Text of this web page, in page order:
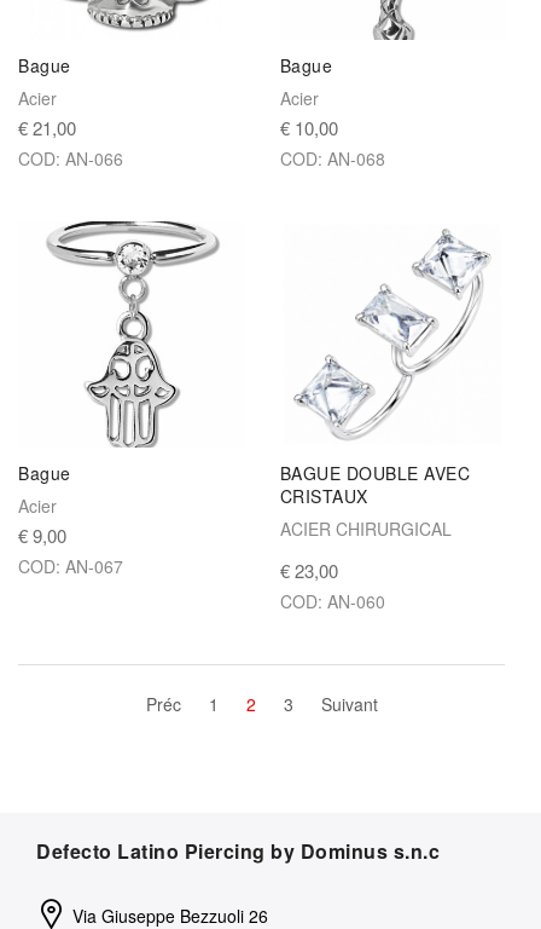
Bague
Acier
€ 21,00
COD: AN-066
Bague
Acier
€ 10,00
COD: AN-068
Bague
Acier
€ 9,00
COD: AN-067
BAGUE DOUBLE AVEC
CRISTAUX
ACIER CHIRURGICAL
€ 23,00
COD: AN-060
Préc 1 2 3 Suivant
Defecto Latino Piercing by Dominus s.n.c
Via Giuseppe Bezzuoli 26